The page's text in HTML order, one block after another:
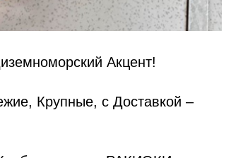
Акцент!
Крупные, с Доставкой –